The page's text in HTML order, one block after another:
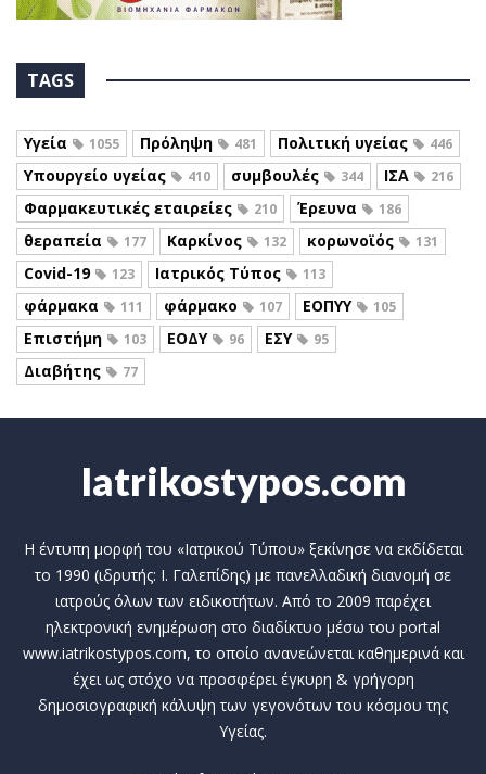
TAGS
Υγεία 1055 Πρόληψη 481 Πολιτική υγείας 446
Υπουργείο υγείας 410 συμβουλές 344 ΙΣΑ 216
Φαρμακευτικές εταιρείες 210 Έρευνα 186
θεραπεία 177 Καρκίνος 132 κορωνοϊός 131
Covid-19 123 Ιατρικός Τύπος 113
φάρμακα 111 φάρμακο 107 ΕΟΠΥΥ 105
Επιστήμη 103 ΕΟΔΥ 96 ΕΣΥ 95
Διαβήτης 77
Iatrikostypos.com
Η έντυπη μορφή του «Ιατρικού Τύπου» ξεκίνησε να εκδίδεται
το 1990 (ιδρυτής: Ι. Γαλεπίδης) με πανελλαδική διανομή σε
ιατρούς όλων των ειδικοτήτων. Από το 2009 παρέχει
ηλεκτρονική ενημέρωση στο διαδίκτυο μέσω του portal
www.iatrikostypos.com, το οποίο ανανεώνεται καθημερινά και
έχει ως στόχο να προσφέρει έγκυρη & γρήγορη
δημοσιογραφική κάλυψη των γεγονότων του κόσμου της
Υγείας.